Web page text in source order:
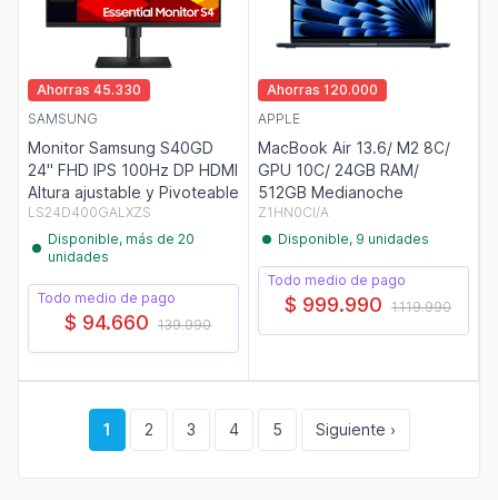
Ahorras 45.330
SAMSUNG
Monitor Samsung S40GD
24" FHD IPS 100Hz DP HDMI
Altura ajustable y Pivoteable
LS24D400GALXZS
Disponible, más de 20
unidades
Todo medio de pago
$ 94.660 139.990
Ahorras 120.000
APPLE
MacBook Air 13.6/ M2 8C/
GPU 10C/ 24GB RAM/
512GB Medianoche
Z1HN0CI/A
Disponible, 9 unidades
Todo medio de pago
$ 999.990 1.119.990
1 2 3 4 5 Siguiente ›